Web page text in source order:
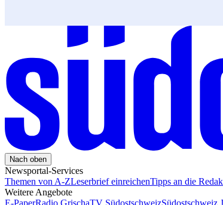
Nach oben
Newsportal-Services
Themen von A-ZLeserbrief einreichenTipps an die
Weitere Angebote